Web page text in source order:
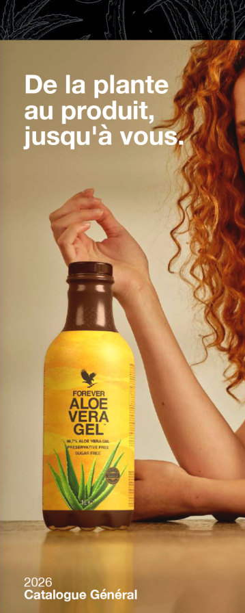
2026
Catalogue Général
De la plante
au produit,
jusqu'à vous.